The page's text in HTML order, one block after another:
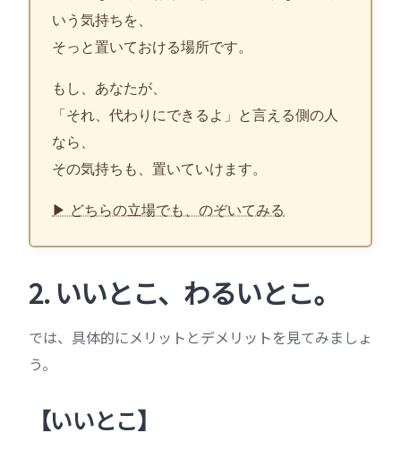
いう気持ちを、
そっと置いておける場所です。
もし、あなたが、
「それ、代わりにできるよ」と言える側の人
なら、
その気持ちも、置いていけます。
▶ どちらの立場でも、のぞいてみる
2. いいとこ、わるいとこ。
では、具体的にメリットとデメリットを見てみましょ
う。
【いいとこ】